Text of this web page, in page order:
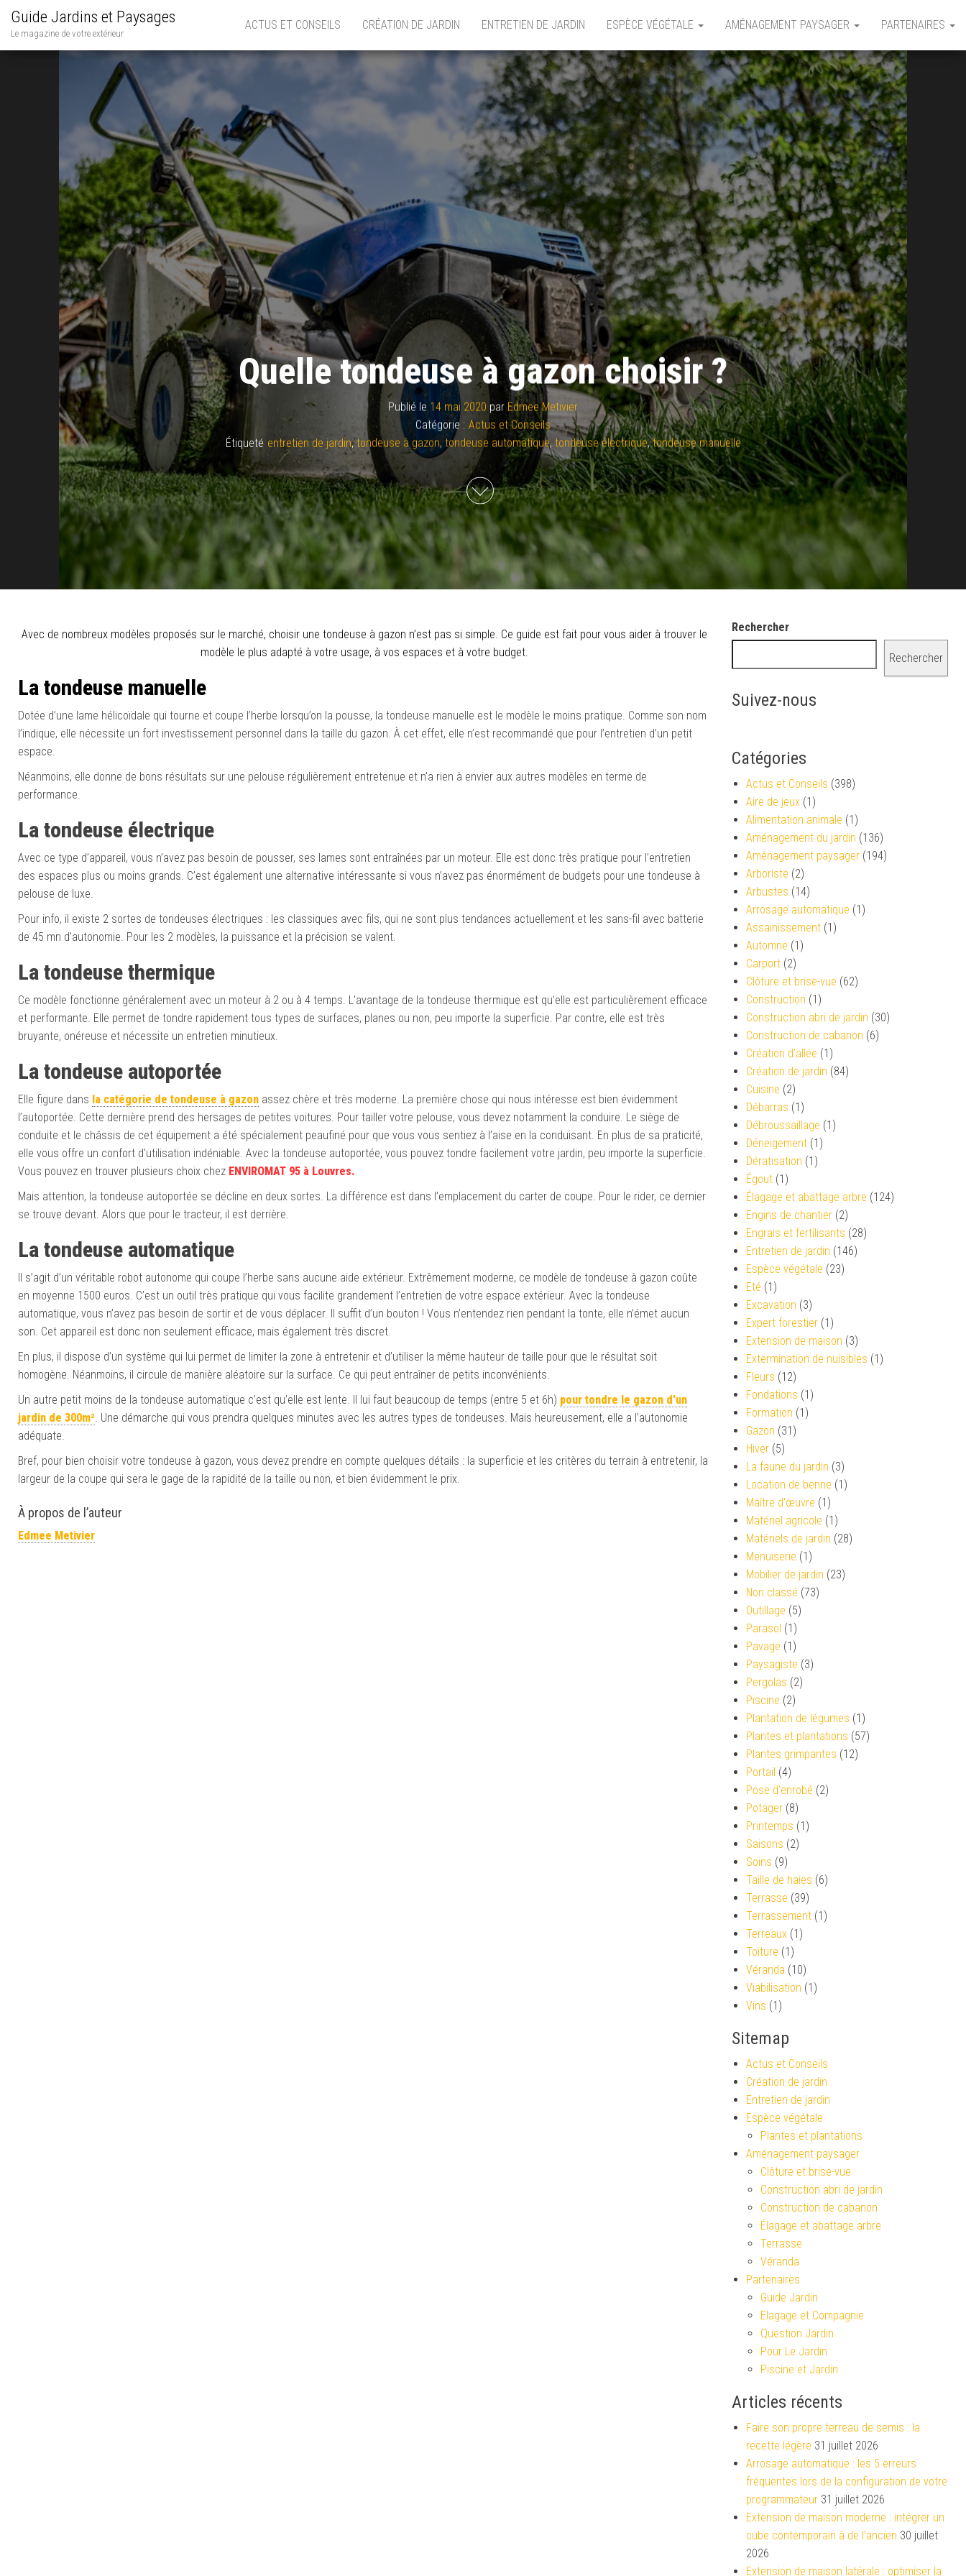
Guide Jardins et Paysages
Le magazine de votre extérieur
ACTUS ET CONSEILS CRÉATION DE JARDIN ENTRETIEN DE JARDIN ESPÈCE VÉGÉTALE AMÉNAGEMENT PAYSAGER PARTENAIRES
Quelle tondeuse à gazon choisir ?
Publié le 14 mai 2020 par Edmee Metivier
Catégorie : Actus et Conseils
Étiqueté entretien de jardin,tondeuse à gazon, tondeuse automatique, tondeuse électrique,tondeuse manuelle
Avec de nombreux modèles proposés sur le marché, choisir une tondeuse à gazon n’est pas si simple. Ce guide est fait pour vous aider à trouver le
modèle le plus adapté à votre usage, à vos espaces et à votre budget.
La tondeuse manuelle
Dotée d’une lame hélicoïdale qui tourne et coupe l’herbe lorsqu’on la pousse, la tondeuse manuelle est le modèle le moins pratique. Comme son nom
l’indique, elle nécessite un fort investissement personnel dans la taille du gazon. À cet effet, elle n’est recommandé que pour l’entretien d’un petit
espace.
Néanmoins, elle donne de bons résultats sur une pelouse régulièrement entretenue et n’a rien à envier aux autres modèles en terme de
performance.
La tondeuse électrique
Avec ce type d’appareil, vous n’avez pas besoin de pousser, ses lames sont entraînées par un moteur. Elle est donc très pratique pour l’entretien
des espaces plus ou moins grands. C’est également une alternative intéressante si vous n’avez pas énormément de budgets pour une tondeuse à
pelouse de luxe.
Pour info, il existe 2 sortes de tondeuses électriques : les classiques avec fils, qui ne sont plus tendances actuellement et les sans-fil avec batterie
de 45 mn d’autonomie. Pour les 2 modèles, la puissance et la précision se valent.
La tondeuse thermique
Ce modèle fonctionne généralement avec un moteur à 2 ou à 4 temps. L’avantage de la tondeuse thermique est qu’elle est particulièrement efficace
et performante. Elle permet de tondre rapidement tous types de surfaces, planes ou non, peu importe la superficie. Par contre, elle est très
bruyante, onéreuse et nécessite un entretien minutieux.
La tondeuse autoportée
Elle figure dans la catégorie de tondeuse à gazon assez chère et très moderne. La première chose qui nous intéresse est bien évidemment
l’autoportée. Cette dernière prend des hersages de petites voitures. Pour tailler votre pelouse, vous devez notamment la conduire. Le siège de
conduite et le châssis de cet équipement a été spécialement peaufiné pour que vous vous sentiez à l’aise en la conduisant. En plus de sa praticité,
elle vous offre un confort d’utilisation indéniable. Avec la tondeuse autoportée, vous pouvez tondre facilement votre jardin, peu importe la superficie.
Vous pouvez en trouver plusieurs choix chez ENVIROMAT 95 à Louvres.
Mais attention, la tondeuse autoportée se décline en deux sortes. La différence est dans l’emplacement du carter de coupe. Pour le rider, ce dernier
se trouve devant. Alors que pour le tracteur, il est derrière.
La tondeuse automatique
Il s’agit d’un véritable robot autonome qui coupe l’herbe sans aucune aide extérieur. Extrêmement moderne, ce modèle de tondeuse à gazon coûte
en moyenne 1500 euros. C’est un outil très pratique qui vous facilite grandement l’entretien de votre espace extérieur. Avec la tondeuse
automatique, vous n’avez pas besoin de sortir et de vous déplacer. Il suffit d’un bouton ! Vous n’entendez rien pendant la tonte, elle n’émet aucun
son. Cet appareil est donc non seulement efficace, mais également très discret.
En plus, il dispose d’un système qui lui permet de limiter la zone à entretenir et d’utiliser la même hauteur de taille pour que le résultat soit
homogène. Néanmoins, il circule de manière aléatoire sur la surface. Ce qui peut entraîner de petits inconvénients.
Un autre petit moins de la tondeuse automatique c’est qu’elle est lente. Il lui faut beaucoup de temps (entre 5 et 6h) pour tondre le gazon d’un
jardin de 300m². Une démarche qui vous prendra quelques minutes avec les autres types de tondeuses. Mais heureusement, elle a l’autonomie
adéquate.
Bref, pour bien choisir votre tondeuse à gazon, vous devez prendre en compte quelques détails : la superficie et les critères du terrain à entretenir, la
largeur de la coupe qui sera le gage de la rapidité de la taille ou non, et bien évidemment le prix.
À propos de l’auteur
Edmee Metivier
Rechercher
Rechercher
Suivez-nous
Catégories
Actus et Conseils (398)
Aire de jeux (1)
Alimentation animale (1)
Aménagement du jardin (136)
Aménagement paysager (194)
Arboriste (2)
Arbustes (14)
Arrosage automatique (1)
Assainissement (1)
Automne (1)
Carport (2)
Clôture et brise-vue (62)
Construction (1)
Construction abri de jardin (30)
Construction de cabanon (6)
Création d’allée (1)
Création de jardin (84)
Cuisine (2)
Débarras (1)
Débroussaillage (1)
Déneigement (1)
Dératisation (1)
Égout (1)
Élagage et abattage arbre (124)
Engins de chantier (2)
Engrais et fertilisants (28)
Entretien de jardin (146)
Espèce végétale (23)
Eté (1)
Excavation (3)
Expert forestier (1)
Extension de maison (3)
Extermination de nuisibles (1)
Fleurs (12)
Fondations (1)
Formation (1)
Gazon (31)
Hiver (5)
La faune du jardin (3)
Location de benne (1)
Maître d'œuvre (1)
Matériel agricole (1)
Matériels de jardin (28)
Menuiserie (1)
Mobilier de jardin (23)
Non classé (73)
Outillage (5)
Parasol (1)
Pavage (1)
Paysagiste (3)
Pergolas (2)
Piscine (2)
Plantation de légumes (1)
Plantes et plantations (57)
Plantes grimpantes (12)
Portail (4)
Pose d'enrobé (2)
Potager (8)
Printemps (1)
Saisons (2)
Soins (9)
Taille de haies (6)
Terrasse (39)
Terrassement (1)
Terreaux (1)
Toiture (1)
Véranda (10)
Viabilisation (1)
Vins (1)
Sitemap
Actus et Conseils
Création de jardin
Entretien de jardin
Espèce végétale
Plantes et plantations
Aménagement paysager
Clôture et brise-vue
Construction abri de jardin
Construction de cabanon
Élagage et abattage arbre
Terrasse
Véranda
Partenaires
Guide Jardin
Elagage et Compagnie
Question Jardin
Pour Le Jardin
Piscine et Jardin
Articles récents
Faire son propre terreau de semis : la
recette légère 31 juillet 2026
Arrosage automatique : les 5 erreurs
fréquentes lors de la configuration de votre
programmateur 31 juillet 2026
Extension de maison moderne : intégrer un
cube contemporain à de l’ancien 30 juillet
2026
Extension de maison latérale : optimiser la